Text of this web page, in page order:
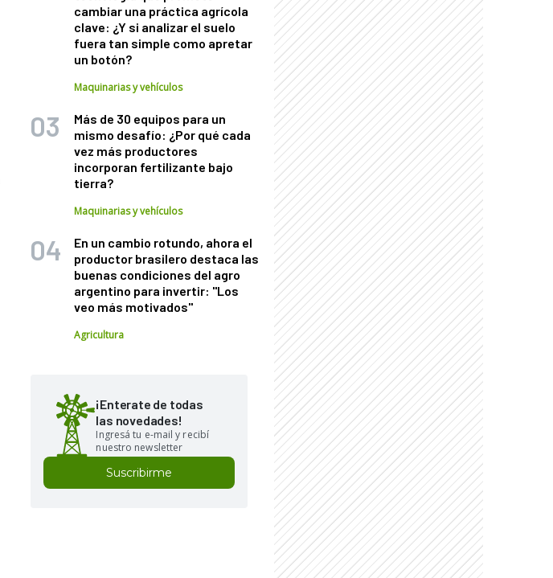
cambiar una práctica agrícola
clave: ¿Y si analizar el suelo
fuera tan simple como apretar
un botón?
Maquinarias y vehículos
Más de 30 equipos para un
mismo desafío: ¿Por qué cada
vez más productores
incorporan fertilizante bajo
tierra?
Maquinarias y vehículos
En un cambio rotundo, ahora el
productor brasilero destaca las
buenas condiciones del agro
argentino para invertir: "Los
veo más motivados"
Agricultura
¡Enterate de todas
las novedades!
Ingresá tu e-mail y recibí
nuestro newsletter
Suscribirme